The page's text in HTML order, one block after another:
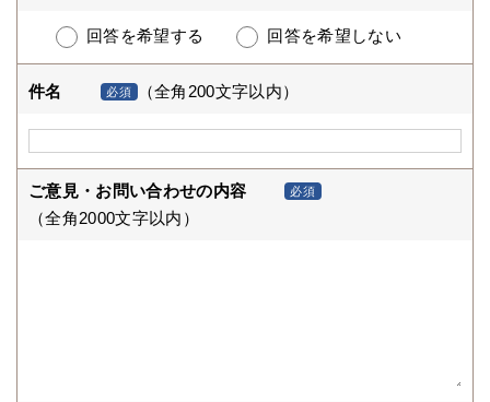
回答を希望する 回答を希望しない
件名 必須 （全角200文字以内）
ご意見・お問い合わせの内容 必須
（全角2000文字以内）